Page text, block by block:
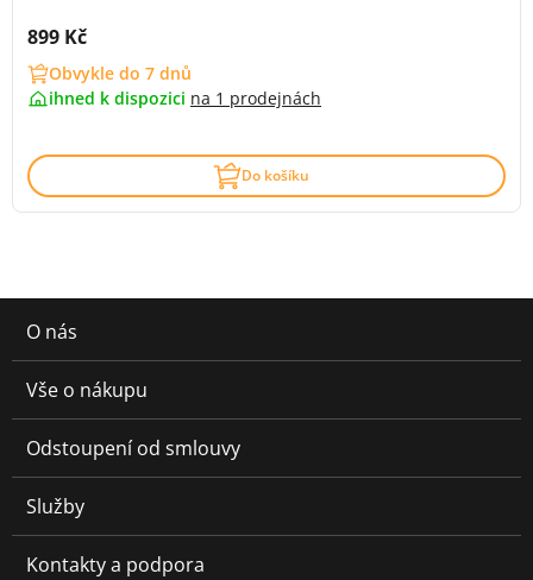
Cena s DPH:
899 Kč
Obvykle do 7 dnů
ihned k dispozici na 1 prodejnách
Do košíku
O nás
Vše o nákupu
Odstoupení od smlouvy
Služby
Kontakty a podpora